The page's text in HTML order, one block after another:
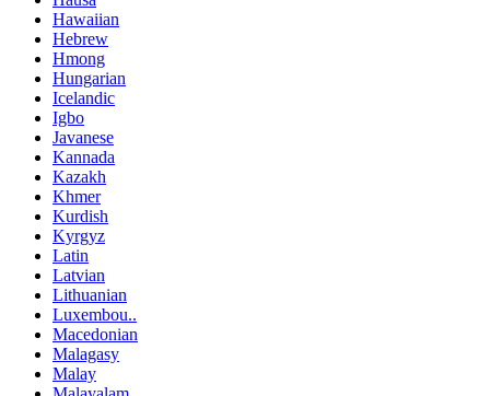
Hawaiian
Hebrew
Hmong
Hungarian
Icelandic
Igbo
Javanese
Kannada
Kazakh
Khmer
Kurdish
Kyrgyz
Latin
Latvian
Lithuanian
Luxembou..
Macedonian
Malagasy
Malay